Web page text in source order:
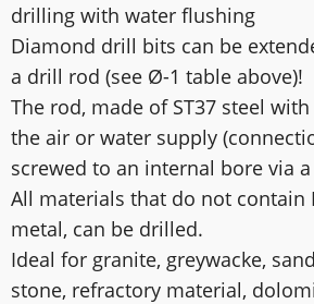
drilling with water flushing
Diamond drill bits can be
a drill rod (see Ø-1 table above)!
The rod, made of ST37 steel
the air or water supply
screwed to an internal bore via
All materials that do not contain
metal, can be drilled.
Ideal for granite, greywacke,
stone, refractory material,